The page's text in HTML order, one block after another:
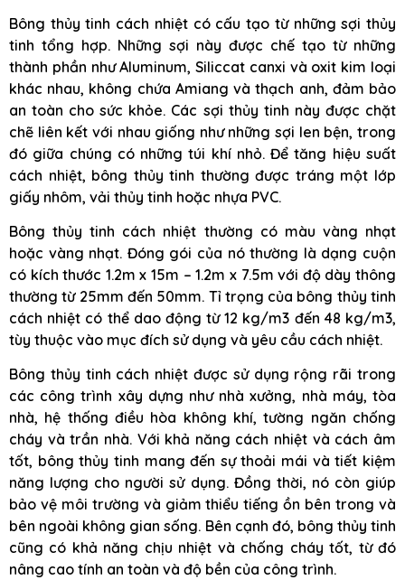
Bông thủy tinh cách nhiệt có cấu tạo từ những sợi thủy
tinh tổng hợp. Những sợi này được chế tạo từ những
thành phần như Aluminum, Siliccat canxi và oxit kim loại
khác nhau, không chứa Amiang và thạch anh, đảm bảo
an toàn cho sức khỏe. Các sợi thủy tinh này được chặt
chẽ liên kết với nhau giống như những sợi len bện, trong
đó giữa chúng có những túi khí nhỏ. Để tăng hiệu suất
cách nhiệt, bông thủy tinh thường được tráng một lớp
giấy nhôm, vải thủy tinh hoặc nhựa PVC.
Bông thủy tinh cách nhiệt thường có màu vàng nhạt
hoặc vàng nhạt. Đóng gói của nó thường là dạng cuộn
có kích thước 1.2m x 15m – 1.2m x 7.5m với độ dày thông
thường từ 25mm đến 50mm. Tỉ trọng của bông thủy tinh
cách nhiệt có thể dao động từ 12 kg/m3 đến 48 kg/m3,
tùy thuộc vào mục đích sử dụng và yêu cầu cách nhiệt.
Bông thủy tinh cách nhiệt được sử dụng rộng rãi trong
các công trình xây dựng như nhà xưởng, nhà máy, tòa
nhà, hệ thống điều hòa không khí, tường ngăn chống
cháy và trần nhà. Với khả năng cách nhiệt và cách âm
tốt, bông thủy tinh mang đến sự thoải mái và tiết kiệm
năng lượng cho người sử dụng. Đồng thời, nó còn giúp
bảo vệ môi trường và giảm thiểu tiếng ồn bên trong và
bên ngoài không gian sống. Bên cạnh đó, bông thủy tinh
cũng có khả năng chịu nhiệt và chống cháy tốt, từ đó
nâng cao tính an toàn và độ bền của công trình.